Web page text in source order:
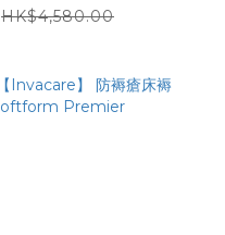
(SC002A)
HK$4,580.00